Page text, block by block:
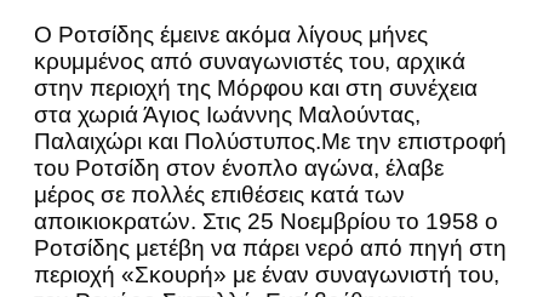
Ο Ροτσίδης έμεινε ακόμα λίγους μήνες
κρυμμένος από συναγωνιστές του, αρχικά
στην περιοχή της Μόρφου και στη συνέχεια
στα χωριά Άγιος Ιωάννης Μαλούντας,
Παλαιχώρι και Πολύστυπος.Με την επιστροφή
του Ροτσίδη στον ένοπλο αγώνα, έλαβε
μέρος σε πολλές επιθέσεις κατά των
αποικιοκρατών. Στις 25 Νοεμβρίου το 1958 ο
Ροτσίδης μετέβη να πάρει νερό από πηγή στη
περιοχή «Σκουρή» με έναν συναγωνιστή του,